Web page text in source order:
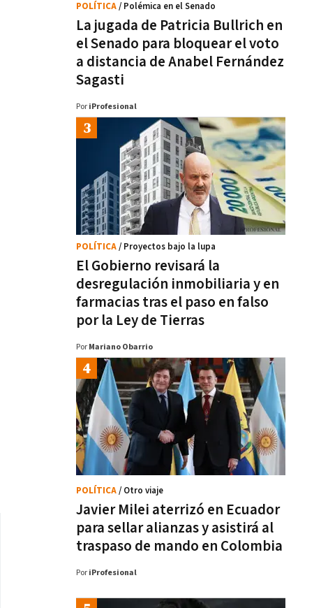
La jugada de Patricia Bullrich en
el Senado para bloquear el voto
a distancia de Anabel Fernández
Sagasti
POLÍTICA/ Polémica en el Senado
Por iProfesional
El Gobierno revisará la
desregulación inmobiliaria y en
farmacias tras el paso en falso
por la Ley de Tierras
POLÍTICA/ Proyectos bajo la lupa
Por Mariano Obarrio
Javier Milei aterrizó en Ecuador
para sellar alianzas y asistirá al
traspaso de mando en Colombia
POLÍTICA/ Otro viaje
Por iProfesional